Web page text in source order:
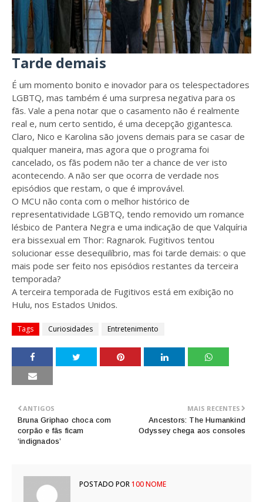
Tarde demais
É um momento bonito e inovador para os telespectadores
LGBTQ, mas também é uma surpresa negativa para os
fãs. Vale a pena notar que o casamento não é realmente
real e, num certo sentido, é uma decepção gigantesca.
Claro, Nico e Karolina são jovens demais para se casar de
qualquer maneira, mas agora que o programa foi
cancelado, os fãs podem não ter a chance de ver isto
acontecendo. A não ser que ocorra de verdade nos
episódios que restam, o que é improvável.
O MCU não conta com o melhor histórico de
representatividade LGBTQ, tendo removido um romance
lésbico de Pantera Negra e uma indicação de que Valquíria
era bissexual em Thor: Ragnarok. Fugitivos tentou
solucionar esse desequilíbrio, mas foi tarde demais: o que
mais pode ser feito nos episódios restantes da terceira
temporada?
A terceira temporada de Fugitivos está em exibição no
Hulu, nos Estados Unidos.
Tags Curiosidades Entretenimento
MAIS RECENTES
Ancestors: The Humankind
Odyssey chega aos consoles
ANTIGOS
Bruna Griphao choca com
corpão e fãs ficam
‘indignados’
POSTADO POR100 NOME